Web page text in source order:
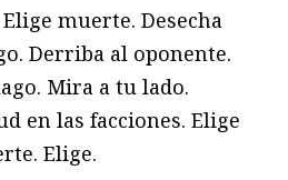
muerte. Desecha
Derriba al oponente.
Mira a tu lado.
en las facciones. Elige
Elige.